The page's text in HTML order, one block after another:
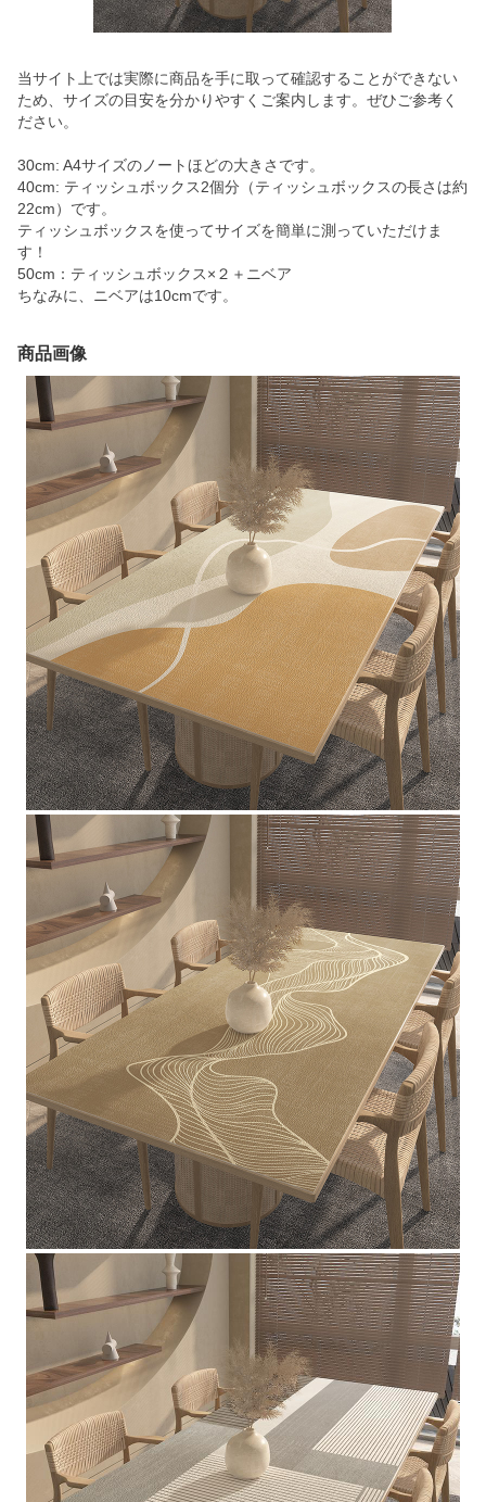
当サイト上では実際に商品を手に取って確認することができない
ため、サイズの目安を分かりやすくご案内します。ぜひご参考く
ださい。
30cm: A4サイズのノートほどの大きさです。
40cm: ティッシュボックス2個分（ティッシュボックスの長さは約
22cm）です。
ティッシュボックスを使ってサイズを簡単に測っていただけま
す！
50cm：ティッシュボックス×２＋ニベア
ちなみに、ニベアは10cmです。
商品画像